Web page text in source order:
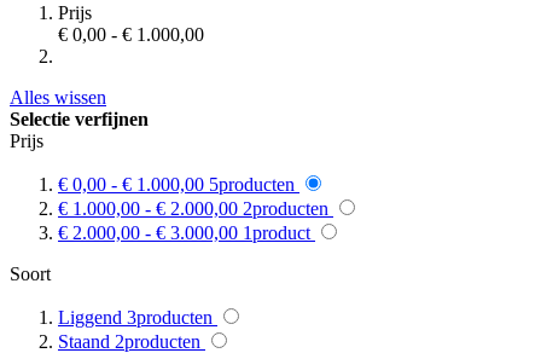
Prijs
€ 0,00 - € 1.000,00
Alles wissen
Selectie verfijnen
Prijs
€ 0,00 - € 1.000,00 5producten
€ 1.000,00 - € 2.000,00 2producten
€ 2.000,00 - € 3.000,00 1product
Soort
Liggend 3producten
Staand 2producten